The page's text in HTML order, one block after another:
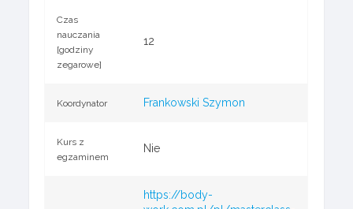
Czas
nauczania
[godziny
zegarowe]
12
Koordynator Frankowski Szymon
Kurs z
egzaminem
Nie
https://body-